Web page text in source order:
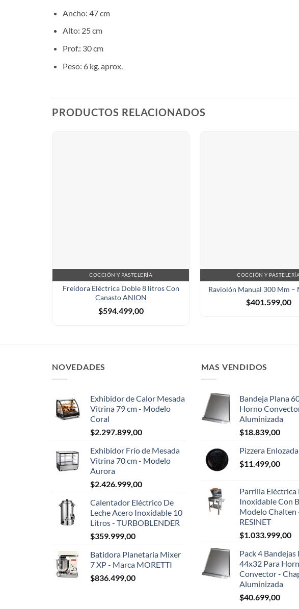
Ancho: 47 cm
Alto: 25 cm
Prof.: 30 cm
Peso: 6 kg. aprox.
PRODUCTOS RELACIONADOS
COCCIÓN Y PASTELERÍA
Freidora Eléctrica Doble 8 litros Con
Canasto ANION
$594.499,00
COCCIÓN Y
Raviolón Manual 300 Mm –
$401.599,00
NOVEDADES
Exhibidor de Calor Mesada
Vitrina 79 cm - Modelo
Coral
$2.297.899,00
Exhibidor Frío de Mesada
Vitrina 70 cm - Modelo
Aurora
$2.426.999,00
Calentador Eléctrico De
Leche Acero Inoxidable 10
Litros - TURBOBLENDER
$359.999,00
Batidora Planetaria Mixer
7 XP - Marca MORETTI
$836.499,00
MAS VENDIDOS
Bandeja Plana
Horno
Aluminizada
$18.839,00
Pizzera
$11.499,00
Parrilla Eléctrica
Inoxidable Con
Modelo Chalten
RESINET
$1.033.999,00
Pack 4 Bandejas
44x32 Para
Convector -
Aluminizada
$40.699,00